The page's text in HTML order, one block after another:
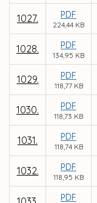
1027. PDF
224,44 KB
1028. PDF
134,95 KB
1029. PDF
118,77 KB
1030. PDF
118,73 KB
1031. PDF
118,74 KB
1032. PDF
118,95 KB
PDF